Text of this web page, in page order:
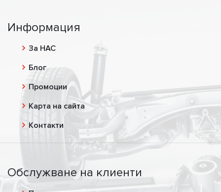
Информация
За НАС
Блог
Промоции
Карта на сайта
Контакти
Обслужване на клиенти